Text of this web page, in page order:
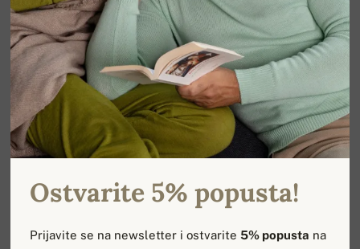
Ostvarite 5% popusta!
Prijavite se na newsletter i ostvarite5% popusta na